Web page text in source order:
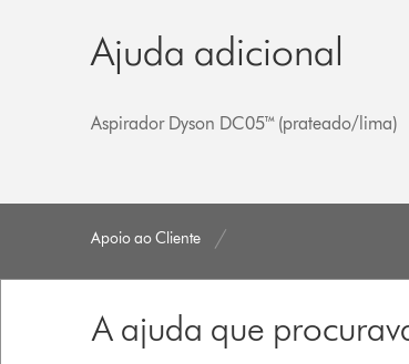
Ajuda adicional
Aspirador Dyson DC05™ (prateado/lima)
Apoio ao Cliente
A ajuda que